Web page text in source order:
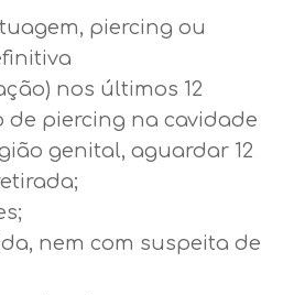
piercing ou
nos últimos 12
de piercing na cavidade
genital, aguardar 12
nem com suspeita de